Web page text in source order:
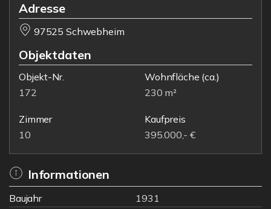
Adresse
97525 Schwebheim
Objektdaten
Objekt-Nr.
172
Wohnfläche (ca.)
230 m²
Zimmer
10
Kaufpreis
395.000,- €
Informationen
Baujahr
1931